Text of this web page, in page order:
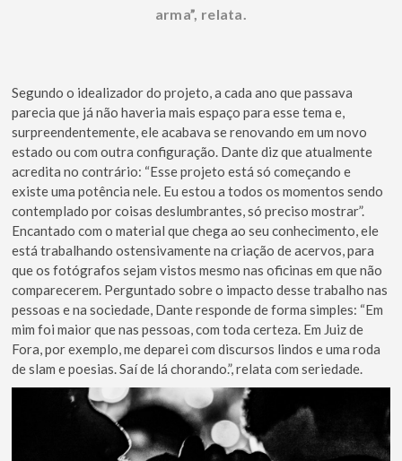
arma”, relata.
Segundo o idealizador do projeto, a cada ano que passava
parecia que já não haveria mais espaço para esse tema e,
surpreendentemente, ele acabava se renovando em um novo
estado ou com outra configuração. Dante diz que atualmente
acredita no contrário: “Esse projeto está só começando e
existe uma potência nele. Eu estou a todos os momentos sendo
contemplado por coisas deslumbrantes, só preciso mostrar”.
Encantado com o material que chega ao seu conhecimento, ele
está trabalhando ostensivamente na criação de acervos, para
que os fotógrafos sejam vistos mesmo nas oficinas em que não
comparecerem. Perguntado sobre o impacto desse trabalho nas
pessoas e na sociedade, Dante responde de forma simples: “Em
mim foi maior que nas pessoas, com toda certeza. Em Juiz de
Fora, por exemplo, me deparei com discursos lindos e uma roda
de slam e poesias. Saí de lá chorando.”, relata com seriedade.